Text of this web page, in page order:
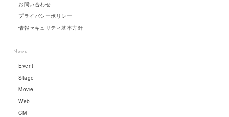
お問い合わせ
プライバシーポリシー
情報セキュリティ基本方針
News
Event
Stage
Movie
Web
CM